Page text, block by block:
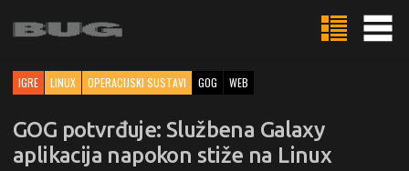
IGRE LINUX OPERACIJSKI SUSTAVI GOG WEB
GOG potvrđuje: Službena Galaxy
aplikacija napokon stiže na Linux